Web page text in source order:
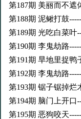
第187期 美丽而不遮
第188期 泥鳅打鼓
第189期 光吃白菜叶
第190期 李鬼劫路
第191期 旱地里捉鸭
第192期 李鬼劫路
第193期 锯子锯掉烂
第194期 脑门上开口
第195期 恶狗咬天